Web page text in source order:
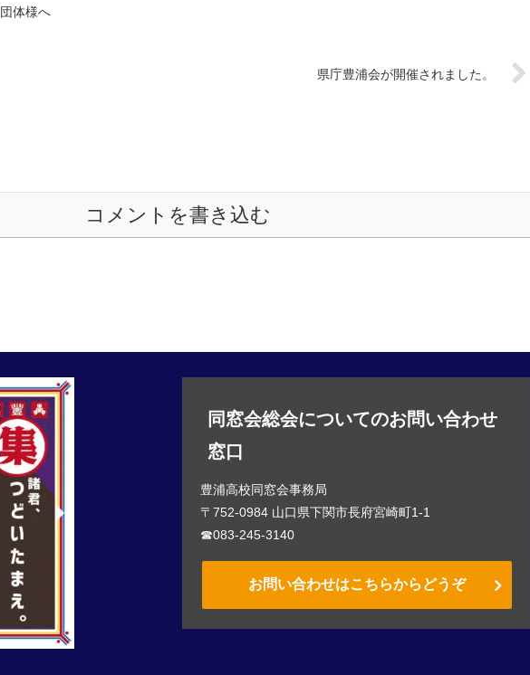
体様へ
県庁豊浦会が開催されました。
コメントを書き込む
同窓会総会についてのお問い合わせ
窓口
豊浦高校同窓会事務局
〒752-0984 山口県下関市長府宮崎町1-1
☎083-245-3140
お問い合わせはこちらからどうぞ